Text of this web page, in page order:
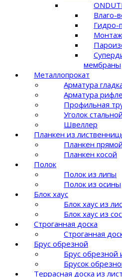
Влаго-
Гидро-
мембраны
Металлопрокат
Арматура
Арматура
Профильная
Уголок стальной
Швеллер
Планкен из
Планкен прямой
Планкен косой
Полок
Полок из липы
Полок из осины
Блок хаус
Блок хаус из
Блок хаус из
Строганная доска
Строганная
Брус обрезной
Брус обрезной
Брусок
Террасная доска из